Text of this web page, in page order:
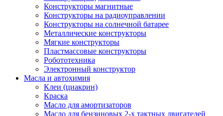
Конструкторы магнитные
Конструкторы на радиоуправлении
Конструкторы на солнечной батарее
Металлические конструкторы
Мягкие конструкторы
Пластмассовые конструкторы
Робототехника
Электронный конструктор
Масла и автохимия
Клеи (циакрин)
Краска
Масло для амортизаторов
Масло для бензиновых 2-х тактных двигателей